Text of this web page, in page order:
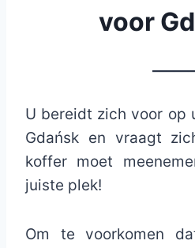
voor
U bereidt zich voor op
Gdańsk en vraagt
koffer moet
juiste plek!
Om te voorkomen